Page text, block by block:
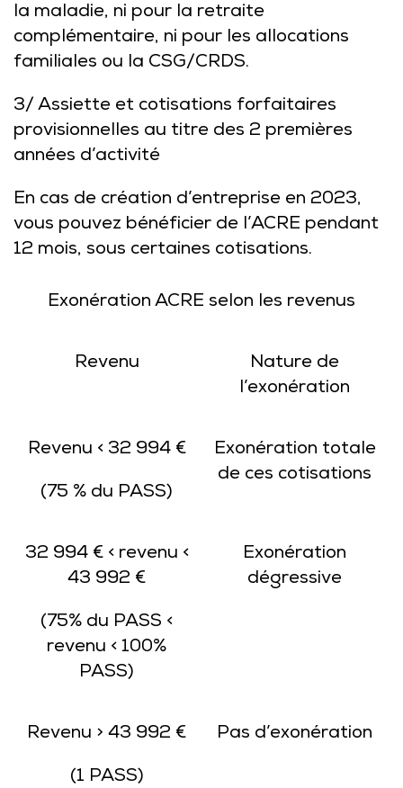
la maladie, ni pour la retraite
complémentaire, ni pour les allocations
familiales ou la CSG/CRDS.
3/ Assiette et cotisations forfaitaires
provisionnelles au titre des 2 premières
années d’activité
En cas de création d’entreprise en 2023,
vous pouvez bénéficier de l’ACRE pendant
12 mois, sous certaines cotisations.
Exonération ACRE selon les revenus
Revenu
Nature de
l’exonération
Revenu < 32 994 €
(75 % du PASS)
Exonération totale
de ces cotisations
32 994 € < revenu <
43 992 €
(75% du PASS <
revenu < 100%
PASS)
Exonération
dégressive
Revenu > 43 992 €
(1 PASS)
Pas d’exonération